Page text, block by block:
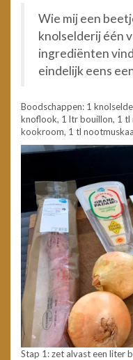
Wie mij een
knolselderij één
ingrediënten
eindelijk eens
Boodschappen: 1
knoflook, 1 ltr bouillon, 1 tl
kookroom, 1 tl
Stap 1: zet alvast een liter